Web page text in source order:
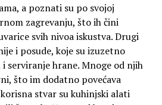
a poznati su po svojoj
zagrevanju, što ih čini
svih nivoa iskustva. Drugi
i posude, koje su izuzetno
serviranje hrane. Mnoge od njih
što im dodatno povećava
stvar su kuhinjski alati